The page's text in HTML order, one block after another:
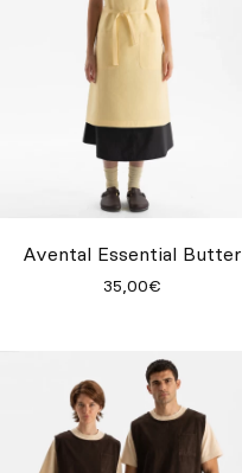
Avental Essential Butter
35,00€